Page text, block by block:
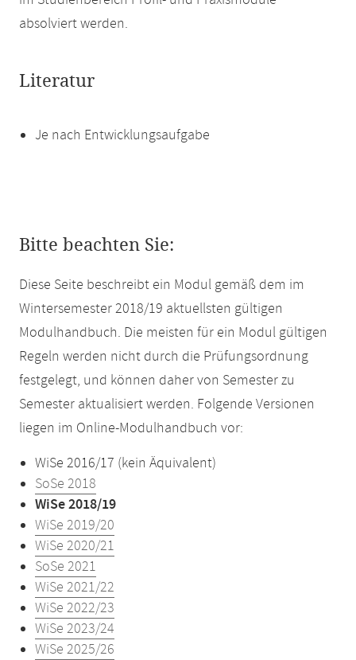
absolviert werden.
Literatur
Je nach Entwicklungsaufgabe
Bitte beachten Sie:
Diese Seite beschreibt ein Modul gemäß dem im
Wintersemester 2018/19 aktuellsten gültigen
Modulhandbuch. Die meisten für ein Modul gültigen
Regeln werden nicht durch die Prüfungsordnung
festgelegt, und können daher von Semester zu
Semester aktualisiert werden. Folgende Versionen
liegen im Online-Modulhandbuch vor:
WiSe 2016/17 (kein Äquivalent)
SoSe 2018
WiSe 2018/19
WiSe 2019/20
WiSe 2020/21
SoSe 2021
WiSe 2021/22
WiSe 2022/23
WiSe 2023/24
WiSe 2025/26